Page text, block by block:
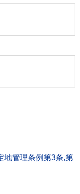
地管理条例第3条,第